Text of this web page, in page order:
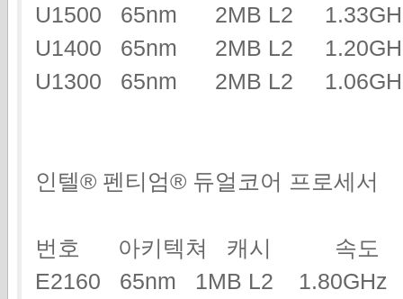
U1500 65nm 2MB L2
U1400 65nm 2MB L2
U1300 65nm 2MB L2
인텔® 펜티엄® 듀얼코어 프로세서
번호 아키텍쳐 캐시 속도
E2160 65nm 1MB L2